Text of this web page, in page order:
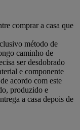
comprar a casa que
método de
caminho de
ser desdobrado
e componente
acordo com este
produzido e
a casa depois de